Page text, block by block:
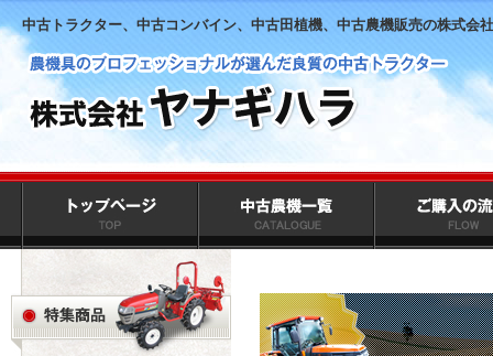
中古トラクター、中古コンバイン、中古田植機、中古農機販売の株式会